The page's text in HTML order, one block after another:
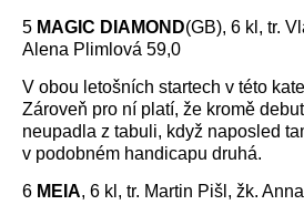
5 MAGIC DIAMOND(GB), 6 kl, tr.
Alena Plimlová 59,0
V obou letošních startech v této
Zároveň pro ní platí, že kromě
neupadla z tabuli, když naposled
v podobném handicapu druhá.
6 MEIA, 6 kl, tr. Martin Pišl, žk.